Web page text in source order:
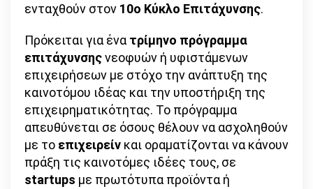
ενταχθούν στον 10ο Κύκλο Επιτάχυνσης.
Πρόκειται για ένατρίμηνο πρόγραμμα
επιτάχυνσηςνεοφυών ή υφιστάμενων
επιχειρήσεων με στόχο την ανάπτυξη της
καινοτόμου ιδέας και την υποστήριξη της
επιχειρηματικότητας. Το πρόγραμμα
απευθύνεται σε όσους θέλουν να ασχοληθούν
με το επιχειρείν και οραματίζονται να κάνουν
πράξη τις καινοτόμες ιδέες τους, σε
startups με πρωτότυπα προϊόντα ή